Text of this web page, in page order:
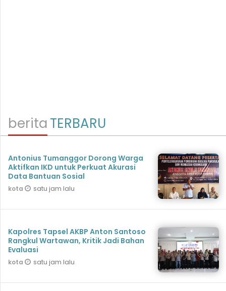
beritaTERBARU
Antonius Tumanggor Dorong Warga
Aktifkan IKD untuk Perkuat Akurasi
Data Bantuan Sosial
kota satu jam lalu
Kapolres Tapsel AKBP Anton Santoso
Rangkul Wartawan, Kritik Jadi Bahan
Evaluasi
kota satu jam lalu